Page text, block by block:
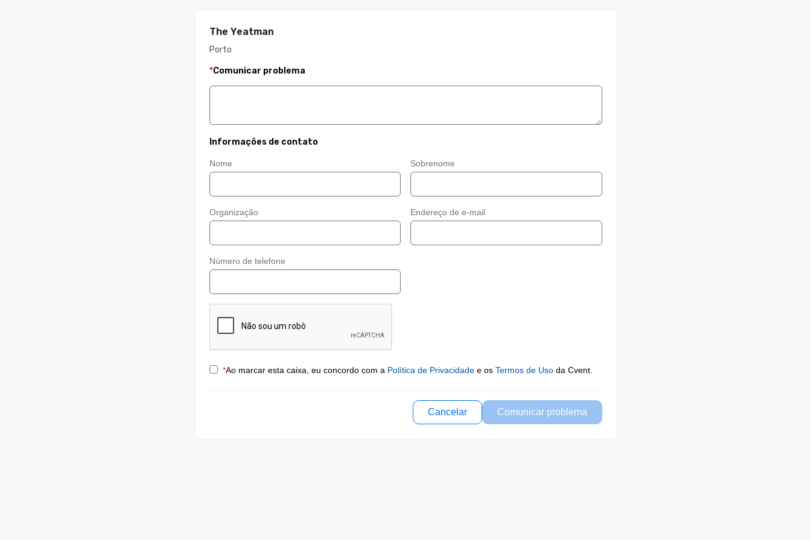
The Yeatman
Porto
*Comunicar problema
Informações de contato
Nome Sobrenome
Organização Endereço de e-mail
Número de telefone
*Ao marcar esta caixa, eu concordo com a Política de Privacidadee os Termos de Usoda Cvent.
Cancelar Comunicar problema